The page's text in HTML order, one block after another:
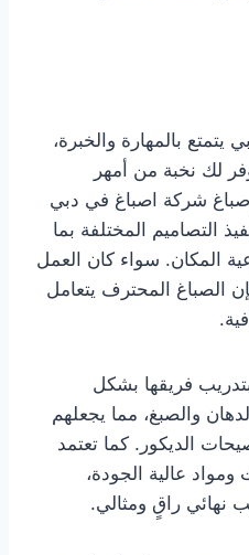
بالمهارة والخبرة،
لك نخبة من أمهر
صباغ شركة اصباغ في دبي
التصاميم المختلفة بما
المكان. سواء كان العمل
الصباغ المحترف يتعامل
فريقها بشكل
والصبغ، مما يجعلهم
الديكور. كما تعتمد
عالية الجودة،
راقٍ ومثالي.